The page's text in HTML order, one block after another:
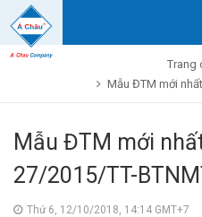
Trang
Mẫu ĐTM mới
Mẫu ĐTM mới
27/2015/TT-
Thứ 6, 12/10/2018, 14:14 GMT+7